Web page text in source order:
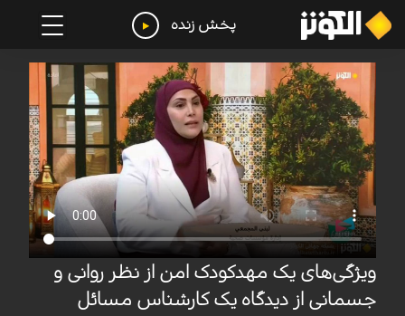
پخش زنده
ویژگی‌های یک مهدکودک امن از نظر روانی و
جسمانی از دیدگاه یک کارشناس مسائل